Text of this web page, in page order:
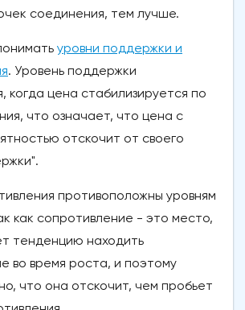
соединения, тем лучше.
уровни поддержки и
. Уровень поддержки
когда цена стабилизируется по
что означает, что цена с
отскочит от своего
противоположны уровням
как сопротивление - это место,
тенденцию находить
во время роста, и поэтому
что она отскочит, чем пробьет